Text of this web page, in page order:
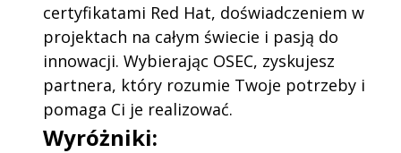
certyfikatami Red Hat, doświadczeniem w
projektach na całym świecie i pasją do
innowacji. Wybierając OSEC, zyskujesz
partnera, który rozumie Twoje potrzeby i
pomaga Ci je realizować.
Wyróżniki: